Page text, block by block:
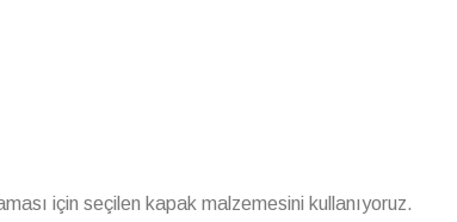
için seçilen kapak malzemesini kullanıyoruz.